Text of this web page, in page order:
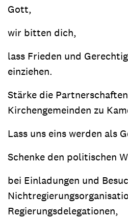
Gott,
wir bitten dich,
lass Frieden und
einziehen.
Stärke die
Kirchengemeinden zu
Lass uns eins werden als
Schenke den politischen
bei Einladungen und
Regierungsdelegationen,